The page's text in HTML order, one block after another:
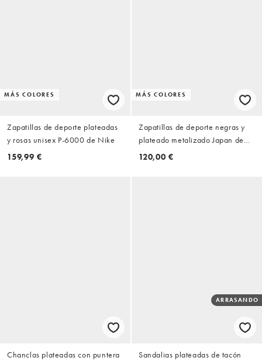
MÁS COLORES
Zapatillas de deporte plateadas
y rosas unisex P-6000 de Nike
159,99 €
MÁS COLORES
Zapatillas de deporte negras y
plateado metalizado Japan de
adidas Originals
120,00 €
Chanclas plateadas con puntera
ARRASANDO
Sandalias plateadas de tacón